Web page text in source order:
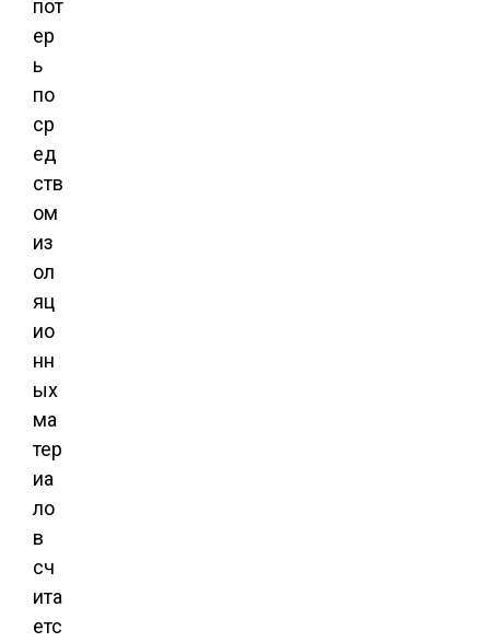
пот
ер
ь
по
ср
ед
ств
ом
из
ол
яц
ио
нн
ых
ма
тер
иа
ло
в
сч
ита
етс